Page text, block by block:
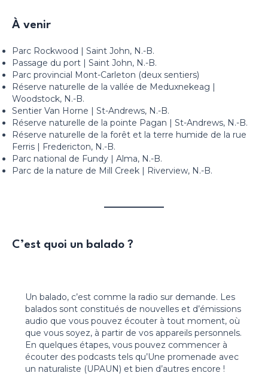
À venir
Parc Rockwood | Saint John, N.-B.
Passage du port | Saint John, N.-B.
Parc provincial Mont-Carleton (deux sentiers)
Réserve naturelle de la vallée de Meduxnekeag |
Woodstock, N.-B.
Sentier Van Horne | St-Andrews, N.-B.
Réserve naturelle de la pointe Pagan | St-Andrews, N.-B.
Réserve naturelle de la forêt et la terre humide de la rue
Ferris | Fredericton, N.-B.
Parc national de Fundy | Alma, N.-B.
Parc de la nature de Mill Creek | Riverview, N.-B.
C’est quoi un balado ?
Un balado, c’est comme la radio sur demande. Les
balados sont constitués de nouvelles et d’émissions
audio que vous pouvez écouter à tout moment, où
que vous soyez, à partir de vos appareils personnels.
En quelques étapes, vous pouvez commencer à
écouter des podcasts tels qu’Une promenade avec
un naturaliste (UPAUN) et bien d’autres encore !